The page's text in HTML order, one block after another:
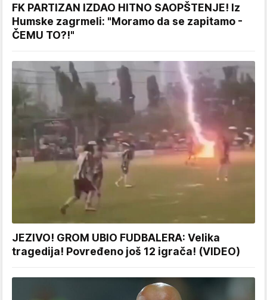
FK PARTIZAN IZDAO HITNO SAOPŠTENJE! Iz
Humske zagrmeli: "Moramo da se zapitamo -
ČEMU TO?!"
JEZIVO! GROM UBIO FUDBALERA: Velika
tragedija! Povređeno još 12 igrača! (VIDEO)